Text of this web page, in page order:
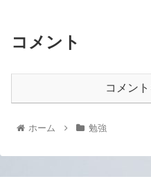
コメント
コメン
ホーム 勉強